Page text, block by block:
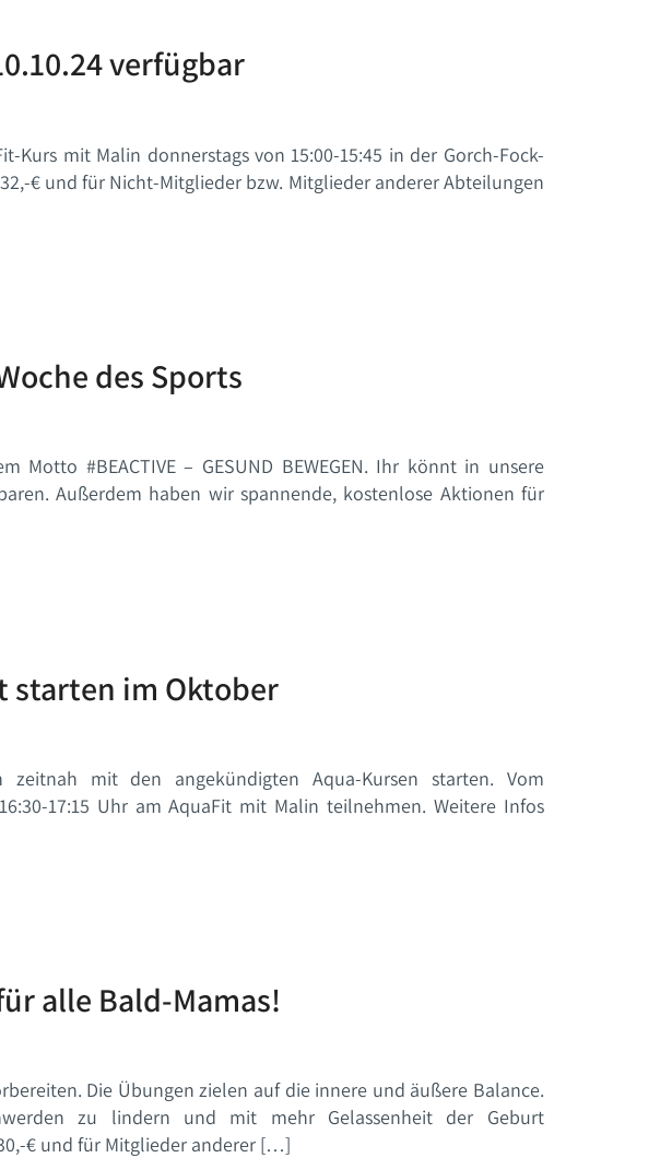
verfügbar
Kurs mit Malin donnerstags von 15:00-15:45 in der Gorch-Fock-
€ und für Nicht-Mitglieder bzw. Mitglieder anderer Abteilungen
des Sports
#BEACTIVE – GESUND BEWEGEN. Ihr könnt in unsere
Außerdem haben wir spannende, kostenlose Aktionen für
starten im Oktober
mit den angekündigten Aqua-Kursen starten. Vom
17:15 Uhr am AquaFit mit Malin teilnehmen. Weitere Infos
alle Bald-Mamas!
Die Übungen zielen auf die innere und äußere Balance.
zu lindern und mit mehr Gelassenheit der Geburt
€ und für Mitglieder anderer […]